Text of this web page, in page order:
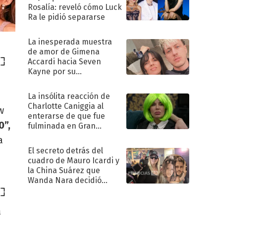
Rosalía: reveló cómo Luck
Ra le pidió separarse
La inesperada muestra
de amor de Gimena
Accardi hacia Seven
Kayne por su
La insólita reacción de
Charlotte Caniggia al
enterarse de que fue
fulminada en Gran
El secreto detrás del
cuadro de Mauro Icardi y
la China Suárez que
Wanda Nara decidió